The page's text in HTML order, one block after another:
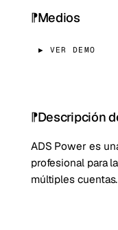
Medios
▶ VER DEMO
Descripción
ADS Power es
profesional para
múltiples cuentas.